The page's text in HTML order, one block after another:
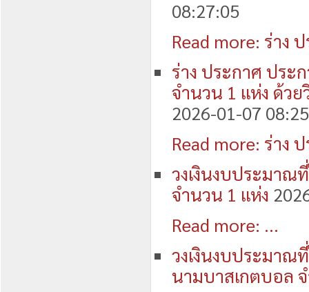
08:27:05
Read more: ร่าง
ร่าง ประกาศ ประ
จำนวน 1 แห่ง ด้ว
2026-01-07
Read more: ร่าง
วงเงินงบประมาณ
จำนวน 1 แห่ง
Read more: ...
วงเงินงบประมาณ
นามบาสเกตบอล